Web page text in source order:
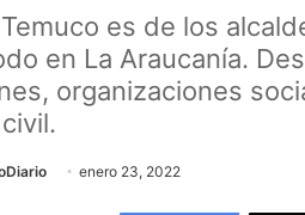
es de los
en La Araucanía.
organizaciones
enero 23, 2022